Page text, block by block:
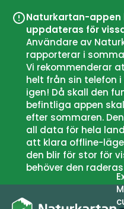
Naturkartan-appen
uppdateras för
Användare av
rapporterar i
Vi rekommenderar
helt från sin telefon
igen! Då skall den
befintliga appen
efter sommaren.
all data för hela
att klara offline-
den blir för stor för
behöver den